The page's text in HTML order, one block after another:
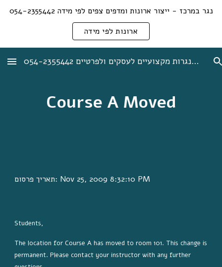
נגר במרכז - ייצור ארונות ומדפים צפים לפי מידה 054-2355442
ארונות לפי מידה
אורן לב נגר + תיקוני נגרות מקצועיים לעסקים ולפרטיים 054-2355442
Course A Moved
תאריך פרסום: Nov 25, 2009 8:32:10 PM
Students,
The location for Course A has moved to room 101. This change is
permanent. Please contact your instructor with any further